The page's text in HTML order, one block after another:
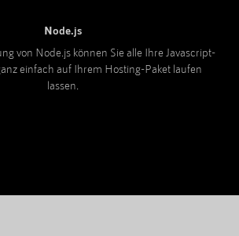
Node.js
von Node.js können Sie alle Ihre Javascript-
einfach auf Ihrem Hosting-Paket laufen
lassen.